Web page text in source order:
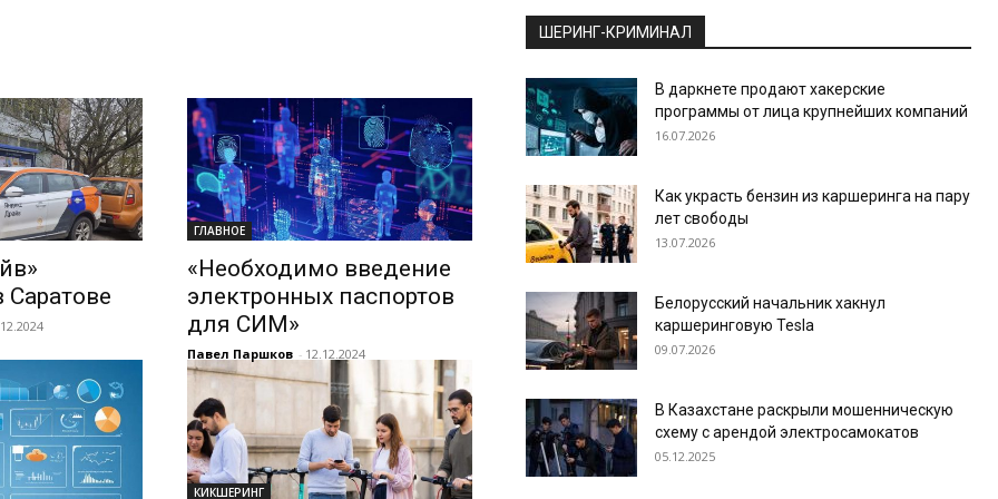
Саратове
ГЛАВНОЕ
«Необходимо введение
электронных паспортов
для СИМ»
Павел Паршков - 12.12.2024
КИКШЕРИНГ
ШЕРИНГ-КРИМИНАЛ
В даркнете продают хакерские
программы от лица крупнейших компаний
16.07.2026
Как украсть бензин из каршеринга на пару
лет свободы
13.07.2026
Белорусский начальник хакнул
каршеринговую Tesla
09.07.2026
В Казахстане раскрыли мошенническую
схему с арендой электросамокатов
05.12.2025